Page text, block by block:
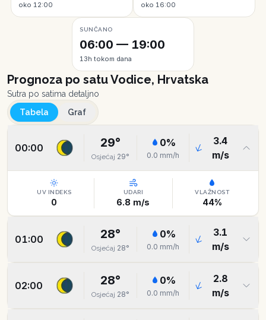
oko 12:00 oko 16:00
SUNČANO
06:00 — 19:00
13h tokom dana
Prognoza po satuVodice, Hrvatska
Sutra po satima detaljno
Tabela
Graf
00:00 29°
Osjećaj 29°
0%
0.0 mm/h
3.4
m/s
UV INDEKS
0
UDARI
6.8 m/s
VLAŽNOST
44%
01:00 28°
Osjećaj 28°
0%
0.0 mm/h
3.1
m/s
02:00 28°
Osjećaj 28°
0%
0.0 mm/h
2.8
m/s